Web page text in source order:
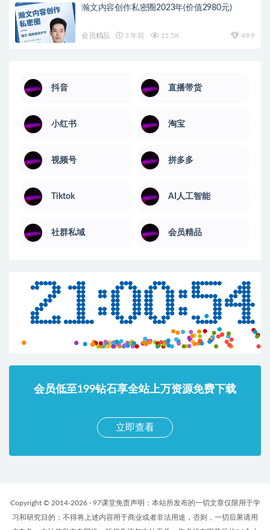
瀚文内容创作私密圈2023年(价值2980元)
会员精品 3 年前 15.5K 49.9
抖音 直播带货
小红书 淘宝
视频号 拼多多
Tiktok AI人工智能
社群私域 会员精品
会员低至199钻石享全站上万资源免费下载
立即查看
Copyright © 2014-2026 · 97课堂免责声明：本站所发布的一切文章仅限用于学
习和研究目的；不得将上述内容用于商业或者非法用途，否则，一切后果请用